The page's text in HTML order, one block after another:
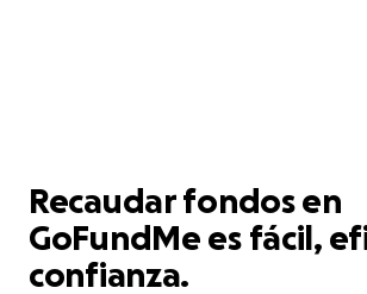
Recaudar fondos en
GoFundMe es fácil,
confianza.